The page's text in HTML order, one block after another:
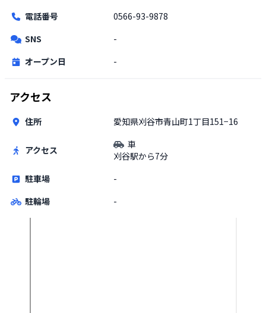
電話番号
0566-93-9878
SNS
-
オープン日
-
アクセス
住所 愛知県刈谷市青山町1丁目151−16
アクセス
車
刈谷駅から7分
駐車場
-
駐輪場
-